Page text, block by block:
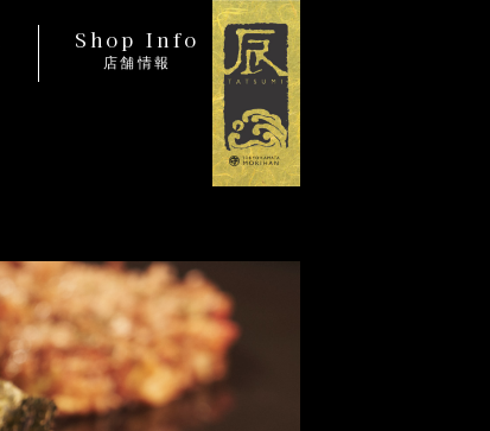
Shop Info
店舗情報